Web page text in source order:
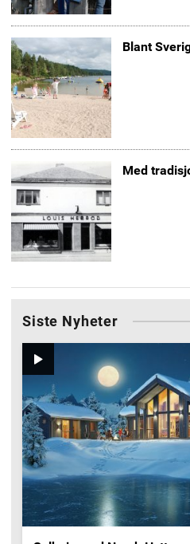
Blant
Med
Siste Nyheter
Video